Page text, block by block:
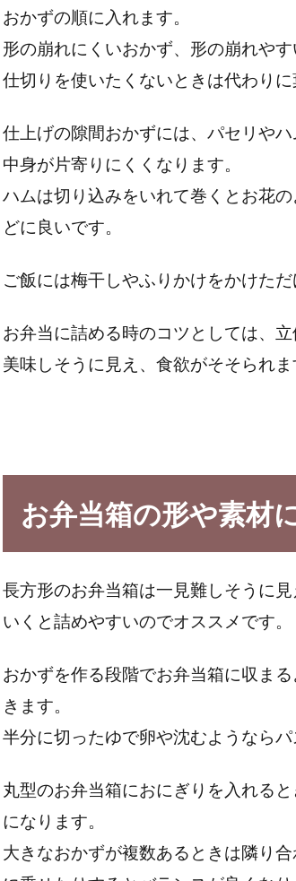
おかずの順に入れます。
形の崩れにくいおかず、形の崩れやす
仕切りを使いたくないときは代わり
仕上げの隙間おかずには、パセリや
中身が片寄りにくくなります。
ハムは切り込みをいれて巻くとお花
どに良いです。
ご飯には梅干しやふりかけをかけた
お弁当に詰める時のコツとしては、
美味しそうに見え、食欲がそそられま
お弁当箱の形や素材
長方形のお弁当箱は一見難しそうに
いくと詰めやすいのでオススメです。
おかずを作る段階でお弁当箱に収ま
きます。
半分に切ったゆで卵や沈むようならパ
丸型のお弁当箱におにぎりを入れる
になります。
大きなおかずが複数あるときは隣り